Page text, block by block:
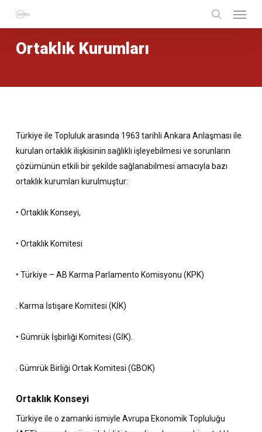
content
search
Ortaklık Kurumları
Türkiye ile Topluluk arasında 1963 tarihli Ankara Anlaşması ile
kurulan ortaklık ilişkisinin sağlıklı işleyebilmesi ve sorunların
çözümünün etkili bir şekilde sağlanabilmesi amacıyla bazı
ortaklık kurumları kurulmuştur:
• Ortaklık Konseyi,
• Ortaklık Komitesi
• Türkiye – AB Karma Parlamento Komisyonu (KPK)
. Karma İstişare Komitesi (KİK)
• Gümrük İşbirliği Komitesi (GİK).
. Gümrük Birliği Ortak Komitesi (GBOK)
Ortaklık Konseyi
Türkiye ile o zamanki ismiyle Avrupa Ekonomik Topluluğu